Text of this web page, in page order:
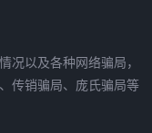
况以及各种网络骗局，
传销骗局、庞氏骗局等